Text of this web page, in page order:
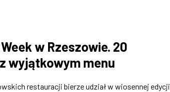
w Rzeszowie. 20
wyjątkowym menu
restauracji bierze udział w wiosennej edycji